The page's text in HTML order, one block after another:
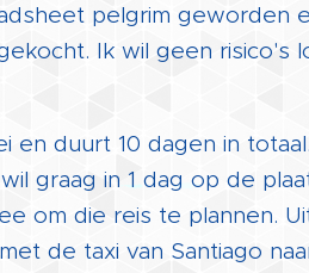
pelgrim geworden
Ik wil geen risico's
en duurt 10 dagen in
graag in 1 dag op de
om die reis te plannen.
de taxi van Santiago